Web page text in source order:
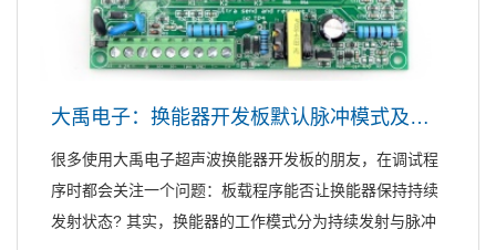
大禹电子：换能器开发板默认脉冲模式及持续工作调整说明
很多使用大禹电子超声波换能器开发板的朋友，在调试程
序时都会关注一个问题：板载程序能否让换能器保持持续
发射状态? 其实，换能器的工作模式分为持续发射与脉冲